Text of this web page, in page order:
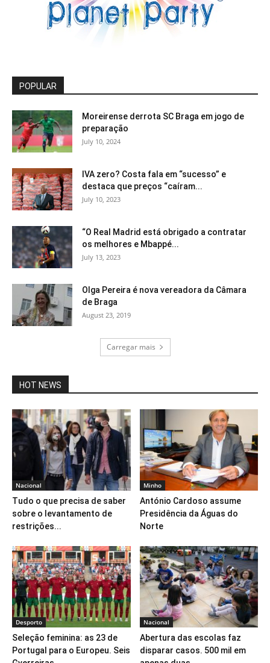
POPULAR
Moreirense derrota SC Braga em jogo de
preparação
July 10, 2024
IVA zero? Costa fala em “sucesso” e
destaca que preços “caíram...
July 10, 2023
“O Real Madrid está obrigado a contratar
os melhores e Mbappé...
July 13, 2023
Olga Pereira é nova vereadora da Câmara
de Braga
August 23, 2019
Carregar mais
HOT NEWS
Nacional
Tudo o que precisa de saber
sobre o levantamento de
restrições...
Minho
António Cardoso assume
Presidência da Águas do
Norte
Desporto
Seleção feminina: as 23 de
Portugal para o Europeu. Seis
Nacional
Abertura das escolas faz
disparar casos. 500 mil em